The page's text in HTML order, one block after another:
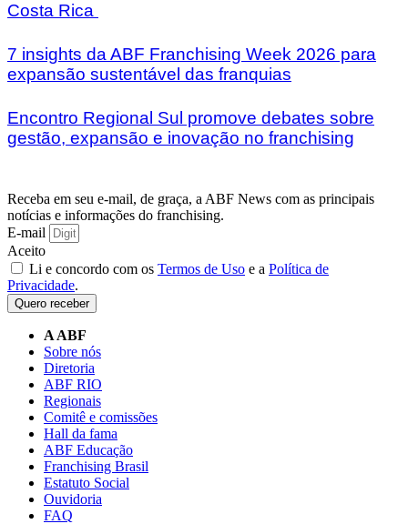
Costa Rica
7 insights da ABF Franchising Week 2026 para
expansão sustentável das franquias
Encontro Regional Sul promove debates sobre
gestão, expansão e inovação no franchising
Receba em seu e-mail, de graça, a ABF News com as principais
notícias e informações do franchising.
E-mail
Aceito
Li e concordo com os Termos de Uso e a Política de
Privacidade.
Quero receber
A ABF
Sobre nós
Diretoria
ABF RIO
Regionais
Comitê e comissões
Hall da fama
ABF Educação
Franchising Brasil
Estatuto Social
Ouvidoria
FAQ